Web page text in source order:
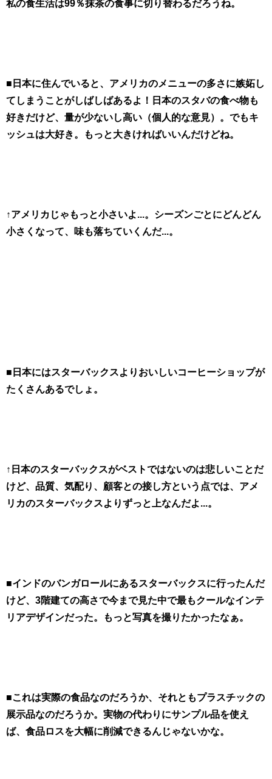
私の食生活は99％抹茶の食事に切り替わるだろうね。
■日本に住んでいると、アメリカのメニューの多さに嫉妬し
てしまうことがしばしばあるよ！日本のスタバの食べ物も
好きだけど、量が少ないし高い（個人的な意見）。でもキ
ッシュは大好き。もっと大きければいいんだけどね。
↑アメリカじゃもっと小さいよ...。シーズンごとにどんどん
小さくなって、味も落ちていくんだ...。
■日本にはスターバックスよりおいしいコーヒーショップが
たくさんあるでしょ。
↑日本のスターバックスがベストではないのは悲しいことだ
けど、品質、気配り、顧客との接し方という点では、アメ
リカのスターバックスよりずっと上なんだよ...。
■インドのバンガロールにあるスターバックスに行ったんだ
けど、3階建ての高さで今まで見た中で最もクールなインテ
リアデザインだった。もっと写真を撮りたかったなぁ。
■これは実際の食品なのだろうか、それともプラスチックの
展示品なのだろうか。実物の代わりにサンプル品を使え
ば、食品ロスを大幅に削減できるんじゃないかな。